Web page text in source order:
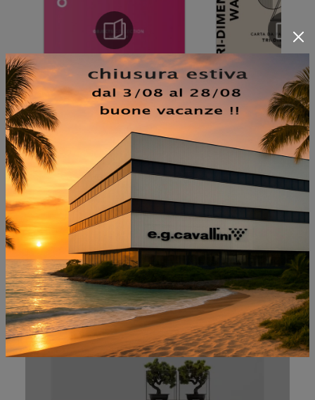
NON PERDERTI ANCHE:
CURVY